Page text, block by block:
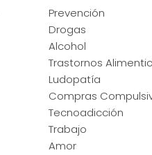
Prevención
Drogas
Alcohol
Trastornos
Ludopatía
Compras
Tecnoadicción
Trabajo
Amor